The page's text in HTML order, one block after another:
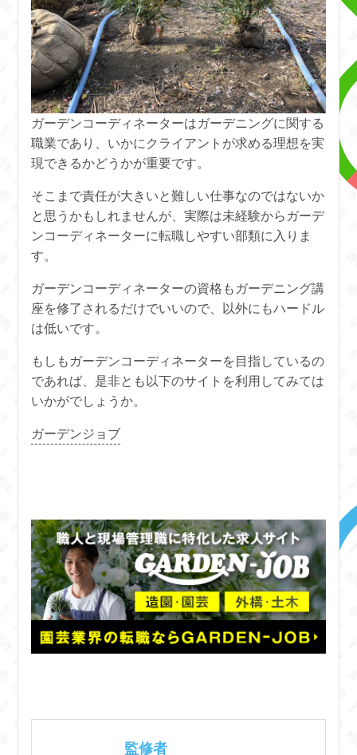
ガーデンコーディネーターはガーデニングに関する
職業であり、いかにクライアントが求める理想を実
現できるかどうかが重要です。
そこまで責任が大きいと難しい仕事なのではないか
と思うかもしれませんが、実際は未経験からガーデ
ンコーディネーターに転職しやすい部類に入りま
す。
ガーデンコーディネーターの資格もガーデニング講
座を修了されるだけでいいので、以外にもハードル
は低いです。
もしもガーデンコーディネーターを目指しているの
であれば、是非とも以下のサイトを利用してみては
いかがでしょうか。
ガーデンジョブ
監修者